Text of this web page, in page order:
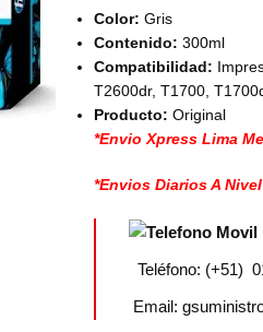
Color:Gris
Contenido: 300ml
Compatibilidad:
T2600dr, T1700,
Producto: Original
*Envio Xpress Lima
*Envios Diarios A
Teléfono: (+51)
Email: